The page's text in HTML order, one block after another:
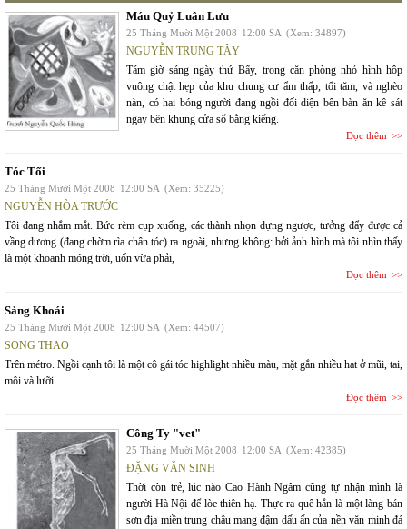
Máu Quỷ Luân Lưu
25 Tháng Mười Một 2008 12:00 SA (Xem: 34897)
NGUYỄN TRUNG TÂY
Tám giờ sáng ngày thứ Bẩy, trong căn phòng nhỏ hình hộp
vuông chật hẹp của khu chung cư ẩm thấp, tối tăm, và nghèo
nàn, có hai bóng người đang ngồi đối diện bên bàn ăn kê sát
ngay bên khung cửa sổ bằng kiếng.
Đọc thêm
Tóc Tối
25 Tháng Mười Một 2008 12:00 SA (Xem: 35225)
NGUYỄN HÒA TRƯỚC
Tôi đang nhắm mắt. Bức rèm cụp xuống, các thành nhọn dựng ngược, tưởng đẩy được cả
vầng dương (đang chờm rìa chân tóc) ra ngoài, nhưng không: bởi ảnh hình mà tôi nhìn thấy
là một khoanh móng trời, uốn vừa phải,
Đọc thêm
Sảng Khoái
25 Tháng Mười Một 2008 12:00 SA (Xem: 44507)
SONG THAO
Trên métro. Ngồi cạnh tôi là một cô gái tóc highlight nhiều màu, mặt gắn nhiều hạt ở mũi, tai,
môi và lưỡi.
Đọc thêm
Công Ty "vet"
25 Tháng Mười Một 2008 12:00 SA (Xem: 42385)
ĐẶNG VĂN SINH
Thời còn trẻ, lúc nào Cao Hành Ngâm cũng tự nhận mình là
người Hà Nội để lòe thiên hạ. Thực ra quê hắn là một làng bán
sơn địa miền trung châu mang đậm dấu ấn của nền văn minh đá